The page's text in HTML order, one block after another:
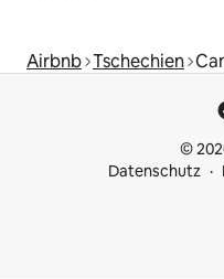
Airbnb Tschechien
©
Datenschutz